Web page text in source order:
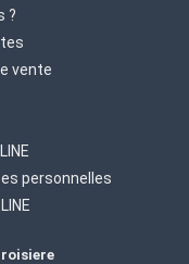
?
vente
personnelles